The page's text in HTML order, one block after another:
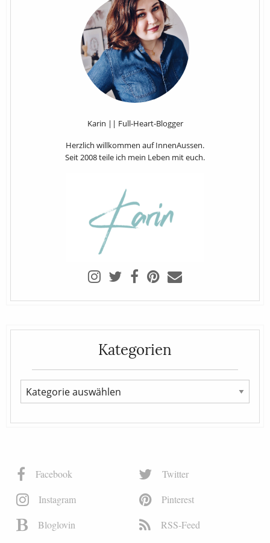
Karin || Full-Heart-Blogger
Herzlich willkommen auf InnenAussen.
Seit 2008 teile ich mein Leben mit euch.
Kategorien
Facebook
Twitter
Instagram
Pinterest
Bloglovin
RSS-Feed